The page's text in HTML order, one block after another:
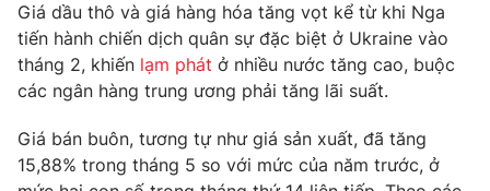
Hậu trường
Nhân vật
Khán giả
Giải sao mai
Giải trí
Điện ảnh
Âm nhạc
Sao
Đời sống
Làm đẹp
Giáo dục
Giá dầu thô và giá hàng hóa tăng vọt kể từ khi Nga
tiến hành chiến dịch quân sự đặc biệt ở Ukraine vào
tháng 2, khiến lạm phát ở nhiều nước tăng cao, buộc
các ngân hàng trung ương phải tăng lãi suất.
Giá bán buôn, tương tự như giá sản xuất, đã tăng
15,88% trong tháng 5 so với mức của năm trước, ở